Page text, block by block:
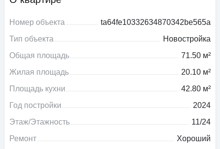
Номер объекта
ta64fe10332634870342be565a
Тип объекта
Новостройка
Общая площадь
71.50 м²
Жилая площадь
20.10 м²
Площадь кухни
42.80 м²
Год постройки
2024
Этаж/Этажность
11/24
Ремонт
Хороший